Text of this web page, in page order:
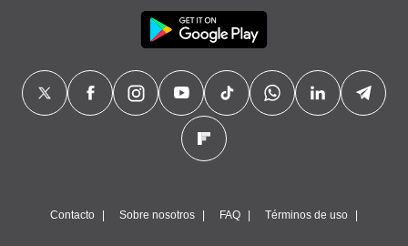
Contacto Sobre nosotros FAQ Términos de uso